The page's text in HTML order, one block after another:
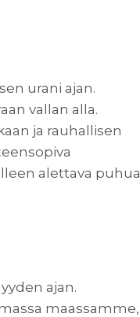
urani ajan.
vallan alla.
ja rauhallisen
alettava puhua
ajan.
maassamme,